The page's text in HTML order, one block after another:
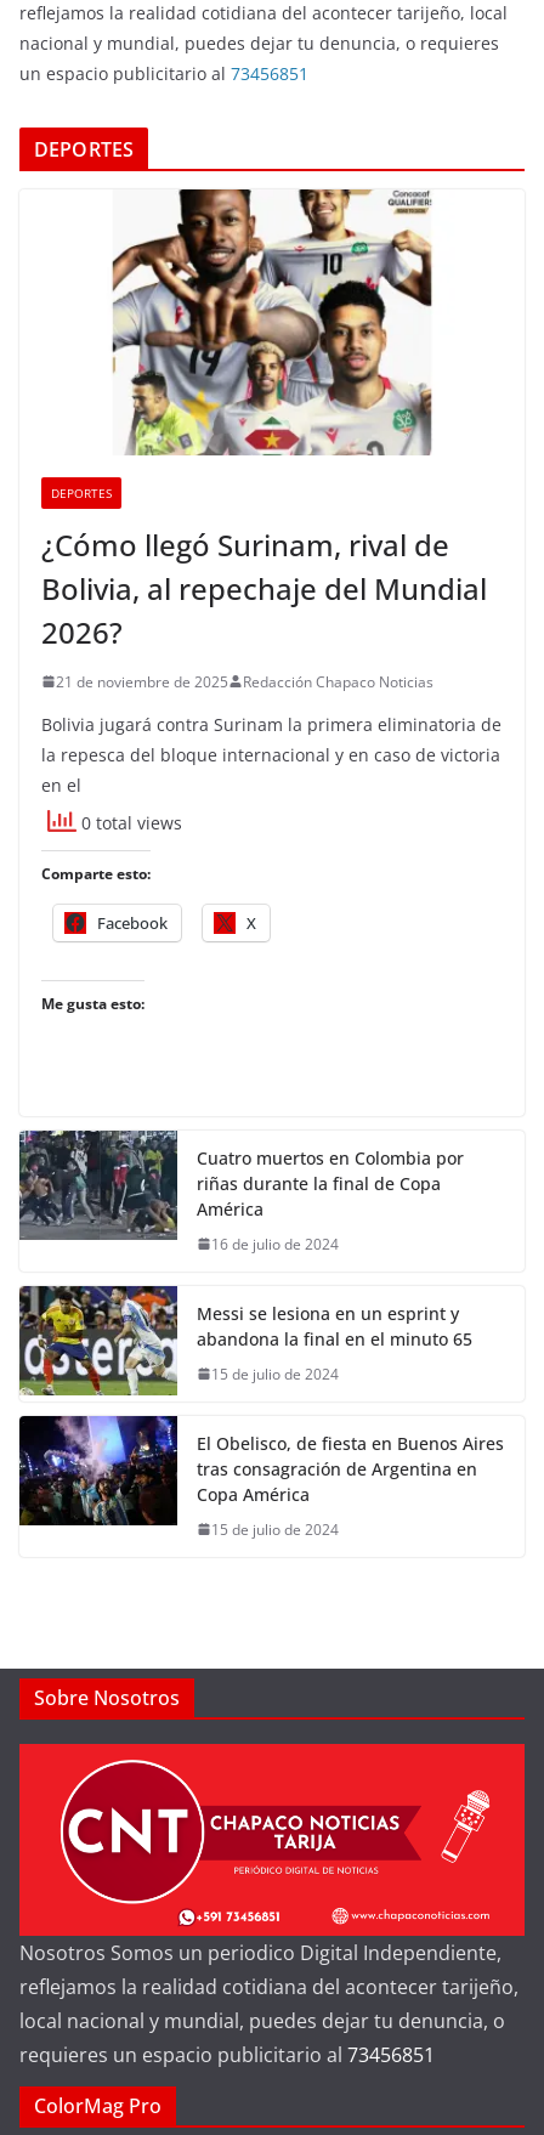
reflejamos la realidad cotidiana del acontecer tarijeño, local
nacional y mundial, puedes dejar tu denuncia, o requieres
un espacio publicitario al 73456851
DEPORTES
DEPORTES
¿Cómo llegó Surinam, rival de
Bolivia, al repechaje del Mundial
2026?
21 de noviembre de 2025 Redacción Chapaco Noticias
Bolivia jugará contra Surinam la primera eliminatoria de
la repesca del bloque internacional y en caso de victoria
en el
0 total views
Comparte esto:
Facebook X
Me gusta esto:
Cuatro muertos en Colombia por
riñas durante la final de Copa
América
16 de julio de 2024
Messi se lesiona en un esprint y
abandona la final en el minuto 65
15 de julio de 2024
El Obelisco, de fiesta en Buenos Aires
tras consagración de Argentina en
Copa América
15 de julio de 2024
Sobre Nosotros
Nosotros Somos un periodico Digital Independiente,
reflejamos la realidad cotidiana del acontecer tarijeño,
local nacional y mundial, puedes dejar tu denuncia, o
requieres un espacio publicitario al 73456851
ColorMag Pro